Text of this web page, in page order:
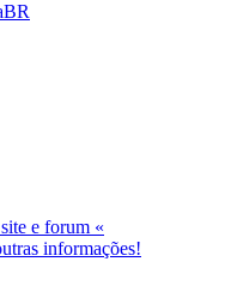
e forum «
informações!